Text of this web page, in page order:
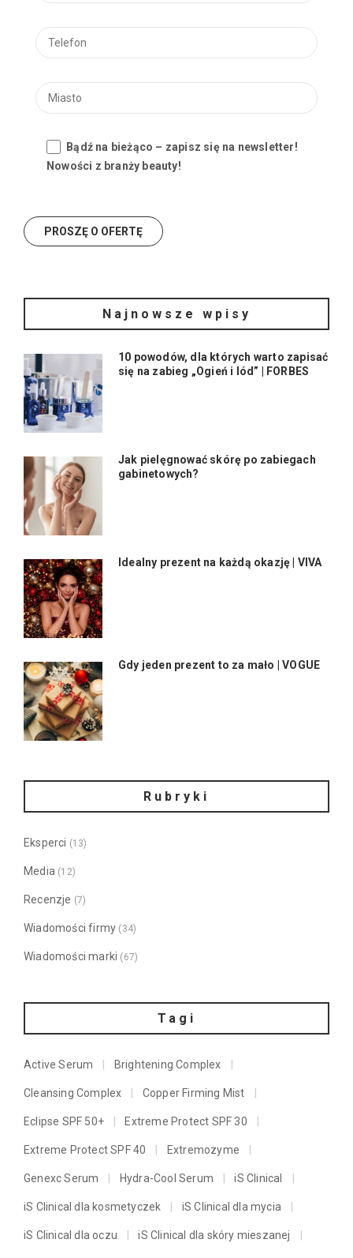
Bądź na bieżąco – zapisz się na newsletter!
Nowości z branży beauty!
Najnowsze wpisy
10 powodów, dla których warto zapisać
się na zabieg „Ogień i lód” | FORBES
Jak pielęgnować skórę po zabiegach
gabinetowych?
Idealny prezent na każdą okazję | VIVA
Gdy jeden prezent to za mało | VOGUE
Rubryki
Eksperci (13)
Media (12)
Recenzje (7)
Wiadomości firmy (34)
Wiadomości marki (67)
Tagi
Active Serum Brightening Complex
Cleansing Complex Copper Firming Mist
Eclipse SPF 50+ Extreme Protect SPF 30
Extreme Protect SPF 40 Extremozyme
Genexc Serum Hydra-Cool Serum iS Clinical
iS Clinical dla kosmetyczek iS Clinical dla mycia
iS Clinical dla oczu iS Clinical dla skóry mieszanej